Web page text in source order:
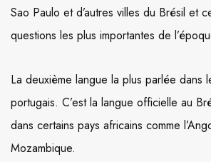
Sao Paulo et d’autres villes du Brésil et
questions les plus importantes de
La deuxième langue la plus parlée dans
portugais. C’est la langue officielle au
dans certains pays africains comme
Mozambique.